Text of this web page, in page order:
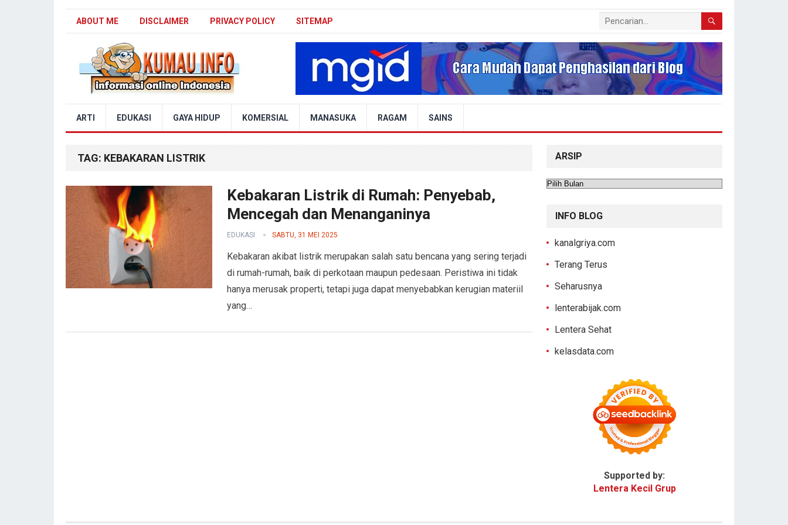
ABOUT ME DISCLAIMER PRIVACY POLICY SITEMAP
ARTI EDUKASI GAYA HIDUP KOMERSIAL MANASUKA RAGAM SAINS
TAG: KEBAKARAN LISTRIK
Kebakaran Listrik di Rumah: Penyebab,
Mencegah dan Menanganinya
EDUKASI SABTU, 31 MEI 2025
Kebakaran akibat listrik merupakan salah satu bencana yang sering terjadi
di rumah-rumah, baik di perkotaan maupun pedesaan. Peristiwa ini tidak
hanya merusak properti, tetapi juga dapat menyebabkan kerugian materiil
yang…
ARSIP
Arsip
INFO BLOG
kanalgriya.com
Terang Terus
Seharusnya
lenterabijak.com
Lentera Sehat
kelasdata.com
Supported by:
Lentera Kecil Grup